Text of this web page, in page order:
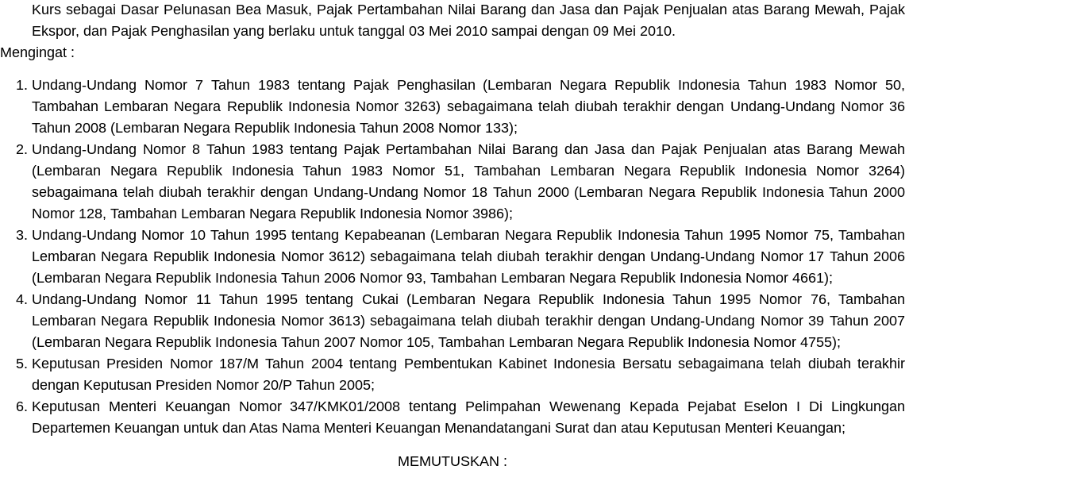
Kurs sebagai Dasar Pelunasan Bea Masuk, Pajak Pertambahan Nilai Barang dan Jasa dan Pajak Penjualan atas Barang Mewah, Pajak
Ekspor, dan Pajak Penghasilan yang berlaku untuk tanggal 03 Mei 2010 sampai dengan 09 Mei 2010.
Mengingat :
Undang-Undang Nomor 7 Tahun 1983 tentang Pajak Penghasilan (Lembaran Negara Republik Indonesia Tahun 1983 Nomor 50,
Tambahan Lembaran Negara Republik Indonesia Nomor 3263) sebagaimana telah diubah terakhir dengan Undang-Undang Nomor 36
Tahun 2008 (Lembaran Negara Republik Indonesia Tahun 2008 Nomor 133);
Undang-Undang Nomor 8 Tahun 1983 tentang Pajak Pertambahan Nilai Barang dan Jasa dan Pajak Penjualan atas Barang Mewah
(Lembaran Negara Republik Indonesia Tahun 1983 Nomor 51, Tambahan Lembaran Negara Republik Indonesia Nomor 3264)
sebagaimana telah diubah terakhir dengan Undang-Undang Nomor 18 Tahun 2000 (Lembaran Negara Republik Indonesia Tahun 2000
Nomor 128, Tambahan Lembaran Negara Republik Indonesia Nomor 3986);
Undang-Undang Nomor 10 Tahun 1995 tentang Kepabeanan (Lembaran Negara Republik Indonesia Tahun 1995 Nomor 75, Tambahan
Lembaran Negara Republik Indonesia Nomor 3612) sebagaimana telah diubah terakhir dengan Undang-Undang Nomor 17 Tahun 2006
(Lembaran Negara Republik Indonesia Tahun 2006 Nomor 93, Tambahan Lembaran Negara Republik Indonesia Nomor 4661);
Undang-Undang Nomor 11 Tahun 1995 tentang Cukai (Lembaran Negara Republik Indonesia Tahun 1995 Nomor 76, Tambahan
Lembaran Negara Republik Indonesia Nomor 3613) sebagaimana telah diubah terakhir dengan Undang-Undang Nomor 39 Tahun 2007
(Lembaran Negara Republik Indonesia Tahun 2007 Nomor 105, Tambahan Lembaran Negara Republik Indonesia Nomor 4755);
Keputusan Presiden Nomor 187/M Tahun 2004 tentang Pembentukan Kabinet Indonesia Bersatu sebagaimana telah diubah terakhir
dengan Keputusan Presiden Nomor 20/P Tahun 2005;
Keputusan Menteri Keuangan Nomor 347/KMK01/2008 tentang Pelimpahan Wewenang Kepada Pejabat Eselon I Di Lingkungan
Departemen Keuangan untuk dan Atas Nama Menteri Keuangan Menandatangani Surat dan atau Keputusan Menteri Keuangan;
MEMUTUSKAN :